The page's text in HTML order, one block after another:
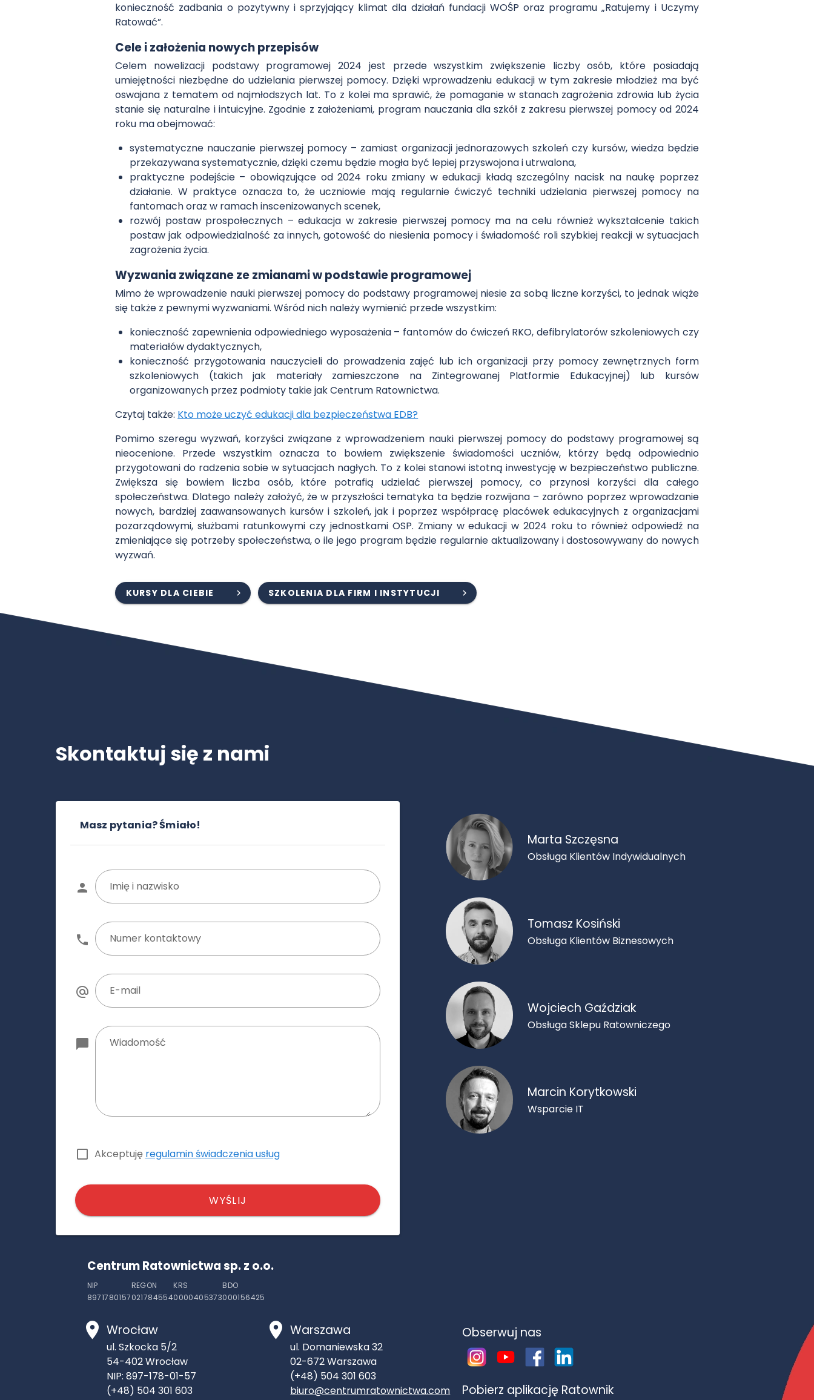
konieczność zadbania o pozytywny i sprzyjający klimat dla działań fundacji WOŚP oraz programu „Ratujemy i Uczymy
Ratować”.
Cele i założenia nowych przepisów
Celem nowelizacji podstawy programowej 2024 jest przede wszystkim zwiększenie liczby osób, które posiadają
umiejętności niezbędne do udzielania pierwszej pomocy. Dzięki wprowadzeniu edukacji w tym zakresie młodzież ma być
oswajana z tematem od najmłodszych lat. To z kolei ma sprawić, że pomaganie w stanach zagrożenia zdrowia lub życia
stanie się naturalne i intuicyjne. Zgodnie z założeniami, program nauczania dla szkół z zakresu pierwszej pomocy od 2024
roku ma obejmować:
systematyczne nauczanie pierwszej pomocy – zamiast organizacji jednorazowych szkoleń czy kursów, wiedza będzie
przekazywana systematycznie, dzięki czemu będzie mogła być lepiej przyswojona i utrwalona,
praktyczne podejście – obowiązujące od 2024 roku zmiany w edukacji kładą szczególny nacisk na naukę poprzez
działanie. W praktyce oznacza to, że uczniowie mają regularnie ćwiczyć techniki udzielania pierwszej pomocy na
fantomach oraz w ramach inscenizowanych scenek,
rozwój postaw prospołecznych – edukacja w zakresie pierwszej pomocy ma na celu również wykształcenie takich
postaw jak odpowiedzialność za innych, gotowość do niesienia pomocy i świadomość roli szybkiej reakcji w sytuacjach
zagrożenia życia.
Wyzwania związane ze zmianami w podstawie programowej
Mimo że wprowadzenie nauki pierwszej pomocy do podstawy programowej niesie za sobą liczne korzyści, to jednak wiąże
się także z pewnymi wyzwaniami. Wśród nich należy wymienić przede wszystkim:
konieczność zapewnienia odpowiedniego wyposażenia – fantomów do ćwiczeń RKO, defibrylatorów szkoleniowych czy
materiałów dydaktycznych,
konieczność przygotowania nauczycieli do prowadzenia zajęć lub ich organizacji przy pomocy zewnętrznych form
szkoleniowych (takich jak materiały zamieszczone na Zintegrowanej Platformie Edukacyjnej) lub kursów
organizowanych przez podmioty takie jak Centrum Ratownictwa.
Czytaj także: Kto może uczyć edukacji dla bezpieczeństwa EDB?
Pomimo szeregu wyzwań, korzyści związane z wprowadzeniem nauki pierwszej pomocy do podstawy programowej są
nieocenione. Przede wszystkim oznacza to bowiem zwiększenie świadomości uczniów, którzy będą odpowiednio
przygotowani do radzenia sobie w sytuacjach nagłych. To z kolei stanowi istotną inwestycję w bezpieczeństwo publiczne.
Zwiększa się bowiem liczba osób, które potrafią udzielać pierwszej pomocy, co przynosi korzyści dla całego
społeczeństwa. Dlatego należy założyć, że w przyszłości tematyka ta będzie rozwijana – zarówno poprzez wprowadzanie
nowych, bardziej zaawansowanych kursów i szkoleń, jak i poprzez współpracę placówek edukacyjnych z organizacjami
pozarządowymi, służbami ratunkowymi czy jednostkami OSP. Zmiany w edukacji w 2024 roku to również odpowiedź na
zmieniające się potrzeby społeczeństwa, o ile jego program będzie regularnie aktualizowany i dostosowywany do nowych
wyzwań.
KURSY DLA CIEBIE SZKOLENIA DLA FIRM I INSTYTUCJI
Skontaktuj się z nami
Masz pytania? Śmiało!
Imię i nazwisko
Numer kontaktowy
E-mail
Wiadomość
Akceptuję regulamin świadczenia usług
WYŚLIJ
Marta Szczęsna
Obsługa Klientów Indywidualnych
Tomasz Kosiński
Obsługa Klientów Biznesowych
Wojciech Gaździak
Obsługa Sklepu Ratowniczego
Marcin Korytkowski
Wsparcie IT
Centrum Ratownictwa sp. z o.o.
NIP
8971780157
REGON
021784554
KRS
0000405373
BDO
000156425
Wrocław
ul. Szkocka 5/2
54-402Wrocław
NIP: 897-178-01-57
(+48) 504 301 603
Warszawa
ul. Domaniewska 32
02-672Warszawa
(+48) 504 301 603
biuro@centrumratownictwa.com
Obserwuj nas
Pobierz aplikację Ratownik